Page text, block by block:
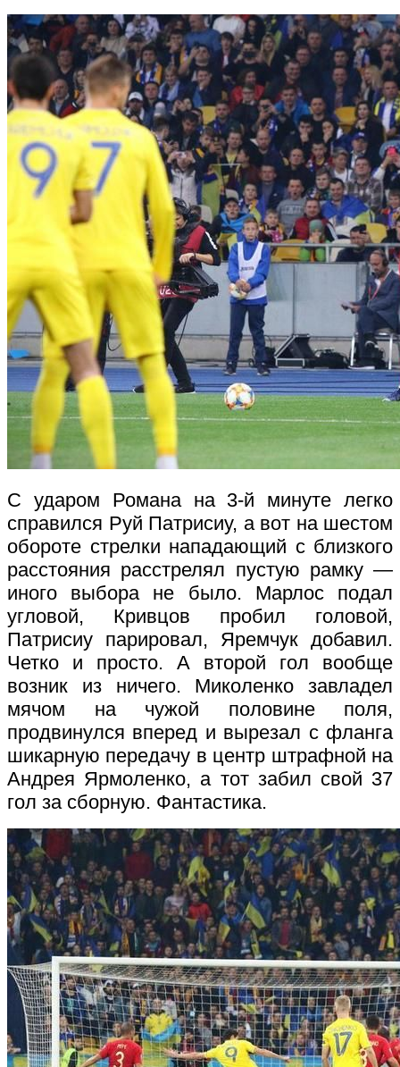
С ударом Романа на 3-й минуте легко
справился Руй Патрисиу, а вот на шестом
обороте стрелки нападающий с близкого
расстояния расстрелял пустую рамку —
иного выбора не было. Марлос подал
угловой, Кривцов пробил головой,
Патрисиу парировал, Яремчук добавил.
Четко и просто. А второй гол вообще
возник из ничего. Миколенко завладел
мячом на чужой половине поля,
продвинулся вперед и вырезал с фланга
шикарную передачу в центр штрафной на
Андрея Ярмоленко, а тот забил свой 37
гол за сборную. Фантастика.